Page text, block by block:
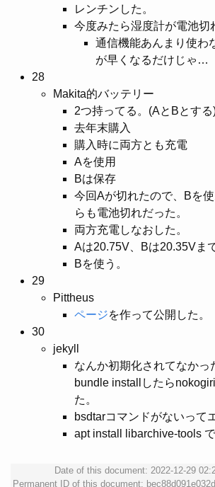
レンチンした。
今度みたら湿度計が電池切
通信機能あんまり使わ
が早くなるだけじゃ…
28
Makita的バッテリー
2つ持ってる。(AとBとする
去年末購入
購入時に両方とも充電
Aを使用
Bは保存
今回Aが切れたので、Bを
らも電池切れだった。
両方充電しなおした。
Aは20.75V、Bは20.35Vま
Bを使う。
29
Pittheus
ページを作って公開した。
30
jekyll
なんか初期化されてなかっ
bundle installしたら
た。
bsdtarコマンドがないって
apt install libarchive-tools
Date of this document: 2022-12-29
Permanent ID of this document: